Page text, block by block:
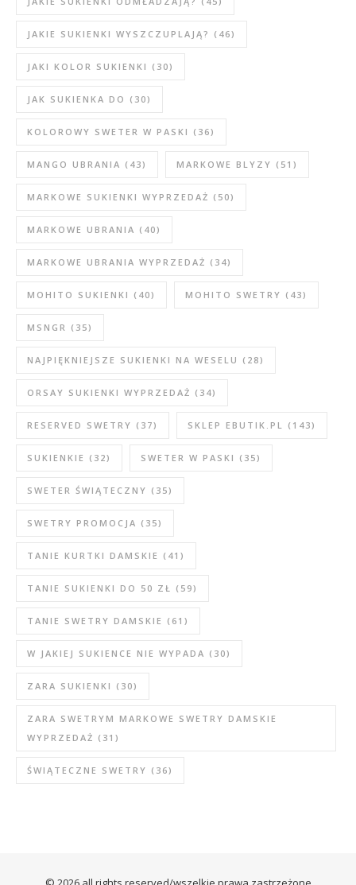
JAKIE SUKIENKI WYSZCZUPLAJĄ? (46)
JAKI KOLOR SUKIENKI (30)
JAK SUKIENKA DO (30)
KOLOROWY SWETER W PASKI (36)
MANGO UBRANIA (43) MARKOWE BLYZY (51)
MARKOWE SUKIENKI WYPRZEDAŻ (50)
MARKOWE UBRANIA (40)
MARKOWE UBRANIA WYPRZEDAŻ (34)
MOHITO SUKIENKI (40) MOHITO SWETRY (43)
MSNGR (35)
NAJPIĘKNIEJSZE SUKIENKI NA WESELU (28)
ORSAY SUKIENKI WYPRZEDAŻ (34)
RESERVED SWETRY (37) SKLEP EBUTIK.PL (143)
SUKIENKIE (32) SWETER W PASKI (35)
SWETER ŚWIĄTECZNY (35)
SWETRY PROMOCJA (35)
TANIE KURTKI DAMSKIE (41)
TANIE SUKIENKI DO 50 ZŁ (59)
TANIE SWETRY DAMSKIE (61)
W JAKIEJ SUKIENCE NIE WYPADA (30)
ZARA SUKIENKI (30)
ZARA SWETRYM MARKOWE SWETRY DAMSKIE
WYPRZEDAŻ (31)
ŚWIĄTECZNE SWETRY (36)